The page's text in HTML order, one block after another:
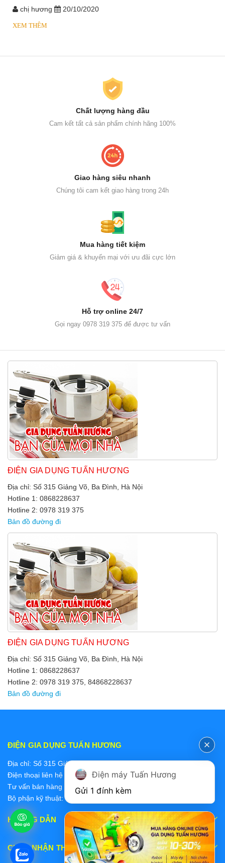
chị hương 20/10/2020
XEM THÊM
Chất lượng hàng đầu
Cam kết tất cả sản phẩm chính hãng 100%
Giao hàng siêu nhanh
Chúng tôi cam kết giao hàng trong 24h
Mua hàng tiết kiệm
Giảm giá & khuyến mại với ưu đãi cực lớn
Hỗ trợ online 24/7
Gọi ngay 0978 319 375 để được tư vấn
ĐIỆN GIA DỤNG TUẤN HƯƠNG
Địa chỉ: Số 315 Giảng Võ, Ba Đình, Hà Nội
Hotline 1: 0868228637
Hotline 2: 0978 319 375
Bản đồ đường đi
ĐIỆN GIA DỤNG TUẤN HƯƠNG
Địa chỉ: Số 315 Giảng Võ, Ba Đình, Hà Nội
Hotline 1: 0868228637
Hotline 2: 0978 319 375, 84868228637
Bản đồ đường đi
ĐIỆN GIA DỤNG TUẤN HƯƠNG
Địa chỉ: Số 315 Giảng Võ, Ba Đình, Hà Nội
Điện thoại liên hệ các bộ phận:
Tư vấn bán hàng 2: 0868228637
Bộ phận kỹ thuật: 0978 319 375
HƯỚNG DẪN
CHẤP NHẬN THANH TOÁN
Điện máy Tuấn Hương
Gửi 1 đính kèm